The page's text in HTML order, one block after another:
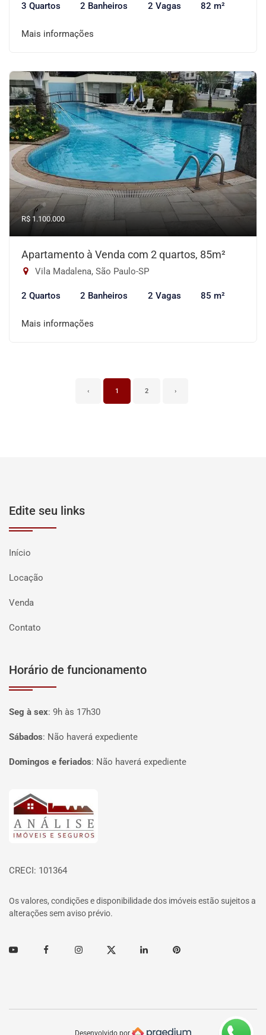
3 Quartos 2 Banheiros 2 Vagas 82 m²
Mais informações
R$ 1.100.000
Apartamento à Venda com 2 quartos, 85m²
Vila Madalena, São Paulo-SP
2 Quartos 2 Banheiros 2 Vagas 85 m²
Mais informações
‹ 1 2 ›
Edite seu links
Início
Locação
Venda
Contato
Horário de funcionamento
Seg à sex: 9h às 17h30
Sábados: Não haverá expediente
Domingos e feriados: Não haverá expediente
Página inicial
CRECI: 101364
Os valores, condições e disponibilidade dos imóveis estão sujeitos a
alterações sem aviso prévio.
Youtube FacebookInstagramTwitter Linkedin Pinterest
Desenvolvido por